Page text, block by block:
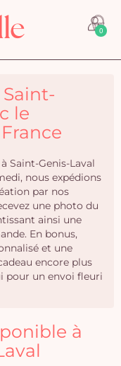
0
le
Saint-Genis-Laval
nous expédions
par nos
une photo du
ainsi une
En bonus,
et une
encore plus
pour un envoi fleuri
à